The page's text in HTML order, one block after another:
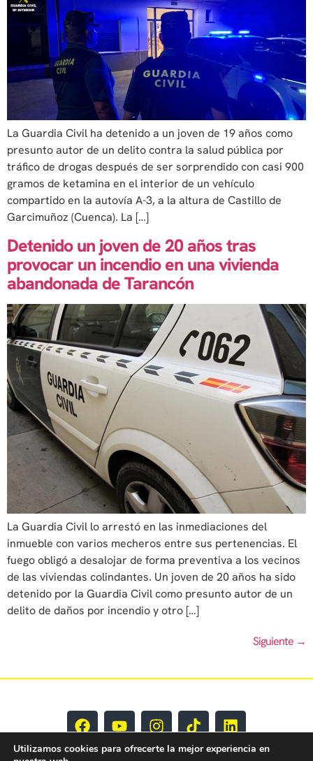
La Guardia Civil ha detenido a un joven de 19 años como
presunto autor de un delito contra la salud pública por
tráfico de drogas después de ser sorprendido con casi 900
gramos de ketamina en el interior de un vehículo
compartido en la autovía A-3, a la altura de Castillo de
Garcimuñoz (Cuenca). La […]
Detenido un joven de 20 años tras
provocar un incendio en una vivienda
abandonada de Tarancón
La Guardia Civil lo arrestó en las inmediaciones del
inmueble con varios mecheros entre sus pertenencias. El
fuego obligó a desalojar de forma preventiva a los vecinos
de las viviendas colindantes. Un joven de 20 años ha sido
detenido por la Guardia Civil como presunto autor de un
delito de daños por incendio y otro […]
Siguiente →
Utilizamos cookies para ofrecerte la mejor experiencia en